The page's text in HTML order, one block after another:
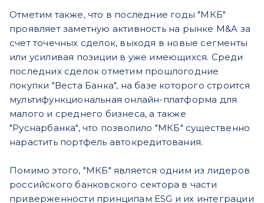
Отметим также, что в последние годы "МКБ"
проявляет заметную активность на рынке M&A за
счет точечных сделок, выходя в новые сегменты
или усиливая позиции в уже имеющихся. Среди
последних сделок отметим прошлогодние
покупки "Веста Банка", на базе которого строится
мультифункциональная онлайн-платформа для
малого и среднего бизнеса, а также
"Руснарбанка", что позволило "МКБ" существенно
нарастить портфель автокредитования.
Помимо этого, "МКБ" является одним из лидеров
российского банковского сектора в части
приверженности принципам ESG и их интеграции